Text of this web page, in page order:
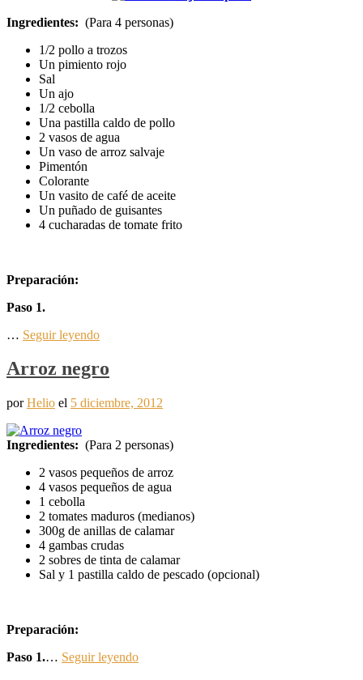
Ingredientes: (Para 4 personas)
1/2 pollo a trozos
Un pimiento rojo
Sal
Un ajo
1/2 cebolla
Una pastilla caldo de pollo
2 vasos de agua
Un vaso de arroz salvaje
Pimentón
Colorante
Un vasito de café de aceite
Un puñado de guisantes
4 cucharadas de tomate frito
Preparación:
Paso 1.
… Seguir leyendo
Arroz negro
porHelio el 5 diciembre, 2012
Ingredientes: (Para 2 personas)
2 vasos pequeños de arroz
4 vasos pequeños de agua
1 cebolla
2 tomates maduros (medianos)
300g de anillas de calamar
4 gambas crudas
2 sobres de tinta de calamar
Sal y 1 pastilla caldo de pescado (opcional)
Preparación:
Paso 1.… Seguir leyendo